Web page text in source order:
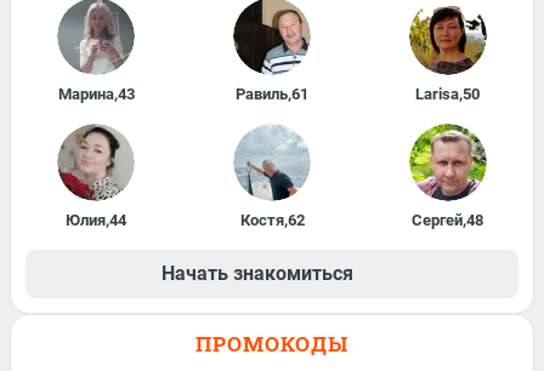
Марина,43 Равиль,61 Larisa,50
Юлия,44 Костя,62 Сергей,48
Начать знакомиться
ПРОМОКОДЫ